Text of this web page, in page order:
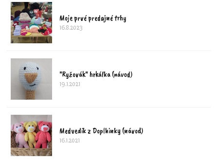
Moje prvé predajné trhy
16.8.2023
"Ryžovák" hrkálka (návod)
19.1.2021
Medvedík z Doplhinky (návod)
16.1.2021